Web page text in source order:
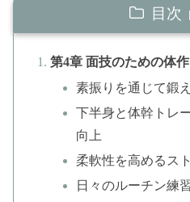
目次
第4章 面技のための体
素振りを通じて鍛
下半身と体幹トレ
向上
柔軟性を高めるス
日々のルーチン練